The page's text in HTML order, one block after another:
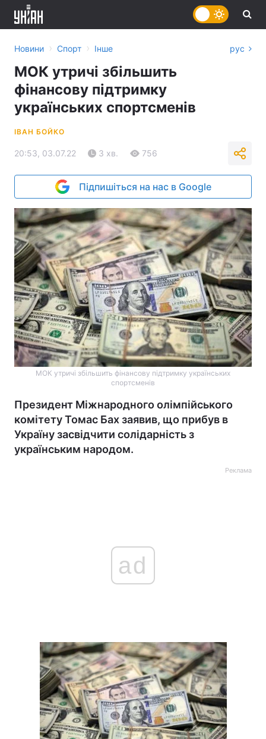
Війна
Спорт Наука
Техно і зв'язок Лайт
Зброя Інциденти
Новини › Спорт › Інше рус
МОК утричі збільшить
фінансову підтримку
українських спортсменів
ІВАН БОЙКО
20:53, 03.07.22 3 хв. 756
Підпишіться на нас в Google
МОК утричі збільшить фінансову підтримку українських
спортсменів
Президент Міжнародного олімпійського
комітету Томас Бах заявив, що прибув в
Україну засвідчити солідарність з
українським народом.
Реклама
ad